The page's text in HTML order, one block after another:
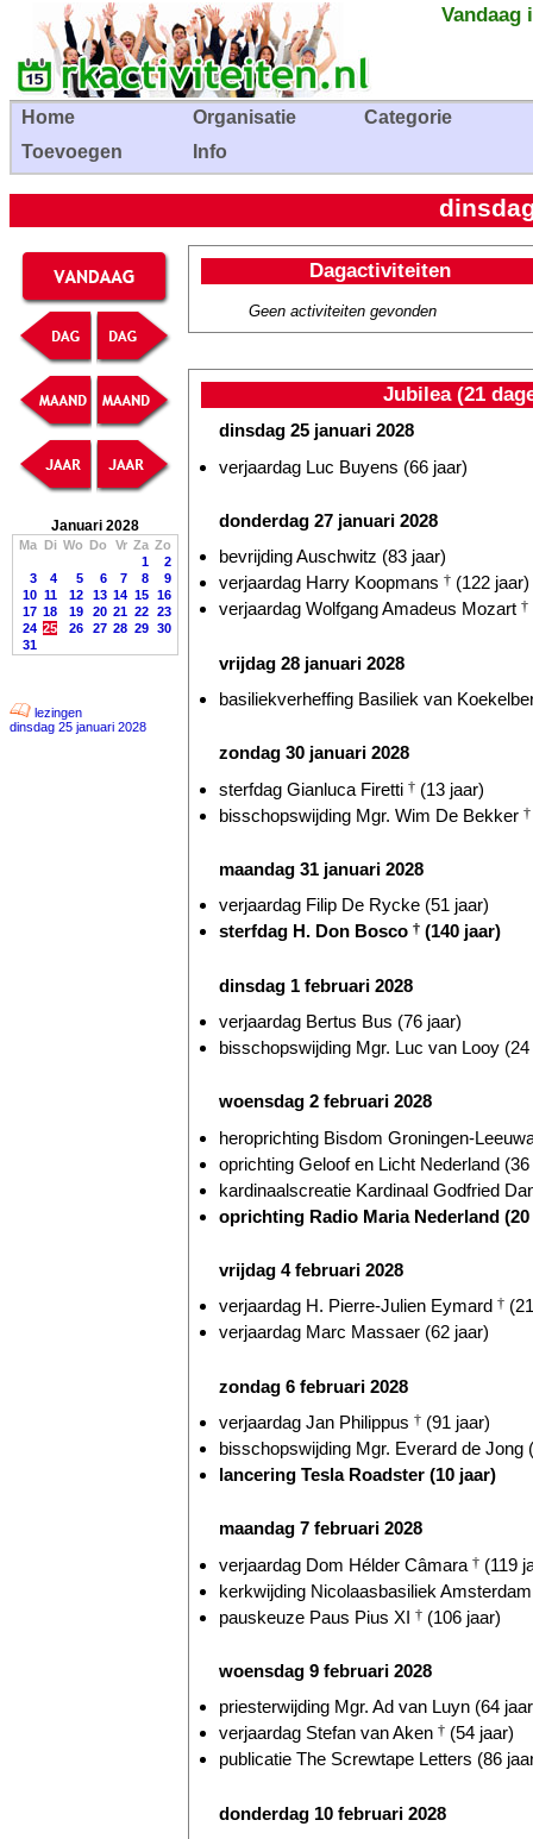
Vandaag
Home Organisatie
Categorie
Toevoegen
Info
Januari 2028
Ma Di Wo Do Vr Za Zo
1
2
3
4 5 6 7 8
9
10 11 12 13 14 15 16
17 18 19 20 21 22 23
24 25 26 27 28 29 30
31
lezingen
dinsdag 25 januari 2028
Dagactiviteiten
Geen activiteiten gevonden
Jubilea (21
dinsdag 25 januari 2028
verjaardag Luc Buyens (66 jaar)
donderdag 27 januari 2028
bevrijding Auschwitz (83 jaar)
verjaardag Harry Koopmans † (122 jaar)
verjaardag Wolfgang Amadeus Mozart †
vrijdag 28 januari 2028
basiliekverheffing Basiliek van
zondag 30 januari 2028
sterfdag Gianluca Firetti † (13 jaar)
bisschopswijding Mgr. Wim De Bekker †
maandag 31 januari 2028
verjaardag Filip De Rycke (51 jaar)
sterfdag H. Don Bosco † (140 jaar)
dinsdag 1 februari 2028
verjaardag Bertus Bus (76 jaar)
bisschopswijding Mgr. Luc van Looy (24
woensdag 2 februari 2028
heroprichting Bisdom Groningen-
oprichting Geloof en Licht Nederland
kardinaalscreatie Kardinaal Godfried
oprichting Radio Maria Nederland (20
vrijdag 4 februari 2028
verjaardag H. Pierre-Julien Eymard †
verjaardag Marc Massaer (62 jaar)
zondag 6 februari 2028
verjaardag Jan Philippus † (91 jaar)
bisschopswijding Mgr. Everard de Jong
lancering Tesla Roadster (10 jaar)
maandag 7 februari 2028
verjaardag Dom Hélder Câmara † (119
kerkwijding Nicolaasbasiliek
pauskeuze Paus Pius XI † (106 jaar)
woensdag 9 februari 2028
priesterwijding Mgr. Ad van Luyn (64
verjaardag Stefan van Aken † (54 jaar)
publicatie The Screwtape Letters (86
donderdag 10 februari 2028